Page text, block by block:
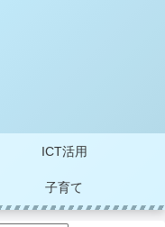
ICT活用
子育て